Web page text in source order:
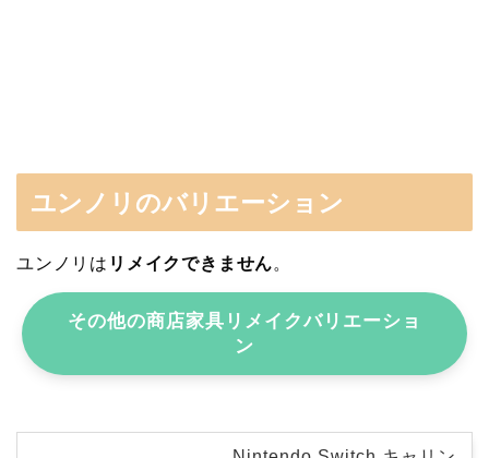
ユンノリのバリエーション
ユンノリは リメイクできません。
その他の商店家具リメイクバリエーショ
ン